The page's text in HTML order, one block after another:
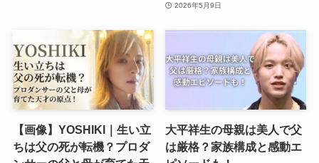
2026年5月9日
【画像】YOSHIKI｜生い立
ちは父の死が転機？プロダ
大平祥生の母親は美人で父
は厳格？家族構成と感動エ